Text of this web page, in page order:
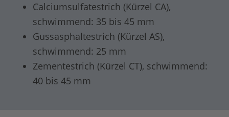
Calciumsulfatestrich (Kürzel CA),
schwimmend: 35 bis 45 mm
Gussasphaltestrich (Kürzel AS),
schwimmend: 25 mm
Zementestrich (Kürzel CT), schwimmend:
40 bis 45 mm